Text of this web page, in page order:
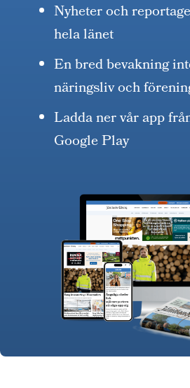
Nyheter och
hela länet
En bred bevakning
näringsliv och
Ladda ner vår app
Google Play